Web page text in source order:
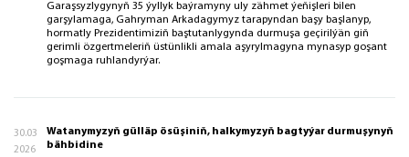
Garaşsyzlygynyň 35 ýyllyk baýramyny uly zähmet ýeňişleri bilen
garşylamaga, Gahryman Arkadagymyz tarapyndan başy başlanyp,
hormatly Prezidentimiziň baştutanlygynda durmuşa geçirilýän giň
gerimli özgertmeleriň üstünlikli amala aşyrylmagyna mynasyp goşant
goşmaga ruhlandyrýar.
30.03
2026
Watanymyzyň gülläp ösüşiniň, halkymyzyň bagtyýar durmuşynyň
bähbidine